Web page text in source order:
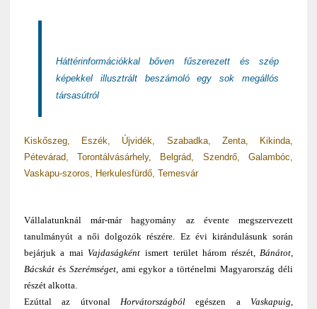
Háttérinformációkkal bőven fűszerezett és szép
képekkel illusztrált beszámoló egy sok megállós
társasútról
Kiskőszeg, Eszék, Újvidék, Szabadka, Zenta, Kikinda,
Pétevárad, Torontálvásárhely, Belgrád, Szendrő, Galambóc,
Vaskapu-szoros, Herkulesfürdő, Temesvár
Vállalatunknál már-már hagyomány az évente megszervezett
tanulmányút a női dolgozók részére. Ez évi kirándulásunk során
bejárjuk a maiVajdaságként ismert terület három részét,Bánátot,
Bácskátés Szerémséget, ami egykor a történelmi Magyarország déli
részét alkotta.
Ezúttal az útvonal Horvátországból egészen aVaskapuig,